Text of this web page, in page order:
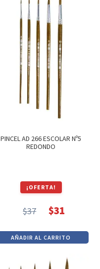
$27.
$23.
PINCEL AD 266 ESCOLAR Nº5
REDONDO
¡OFERTA!
$37
precio
original
$31
precio
actual
AÑADIR AL CARRITO